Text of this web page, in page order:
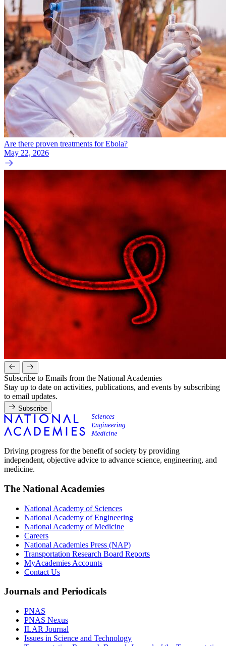
Are there proven treatments for Ebola?
May 22, 2026
Subscribe to Emails from the National Academies
Stay up to date on activities, publications, and events by subscribing
to email updates.
Subscribe
Driving progress for the benefit of society by providing
independent, objective advice to advance science, engineering, and
medicine.
The National Academies
National Academy of Sciences
National Academy of Engineering
National Academy of Medicine
Careers
National Academies Press (NAP)
Transportation Research Board Reports
MyAcademies Accounts
Contact Us
Journals and Periodicals
PNAS
PNAS Nexus
ILAR Journal
Issues in Science and Technology